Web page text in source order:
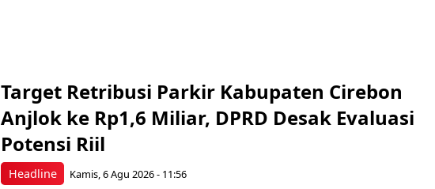
Headline
Target Retribusi Parkir Kabupaten Cirebon
Anjlok ke Rp1,6 Miliar, DPRD Desak Evaluasi
Potensi Riil
Kamis, 6 Agu 2026 - 11:56